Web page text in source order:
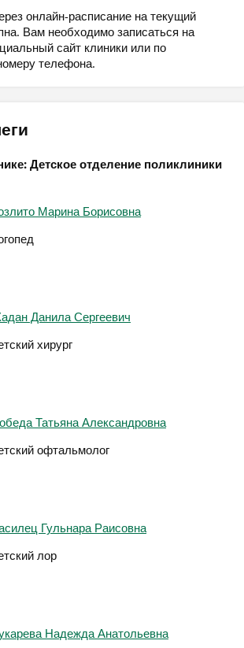
онлайн-расписание на текущий
Вам необходимо записаться на
сайт клиники или по
телефона.
Детское отделение поликлиники
Марина Борисовна
Данила Сергеевич
хирург
Татьяна Александровна
офтальмолог
Гульнара Раисовна
лор
Надежда Анатольевна